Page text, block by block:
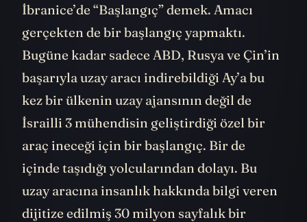
İbranice’de “Başlangıç” demek. Amacı
gerçekten de bir başlangıç yapmaktı.
Bugüne kadar sadece ABD, Rusya ve Çin’in
başarıyla uzay aracı indirebildiği Ay’a bu
kez bir ülkenin uzay ajansının değil de
İsrailli 3 mühendisin geliştirdiği özel bir
araç ineceği için bir başlangıç. Bir de
içinde taşıdığı yolcularından dolayı. Bu
uzay aracına insanlık hakkında bilgi veren
dijitize edilmiş 30 milyon sayfalık bir